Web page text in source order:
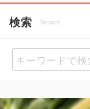
検索 Search